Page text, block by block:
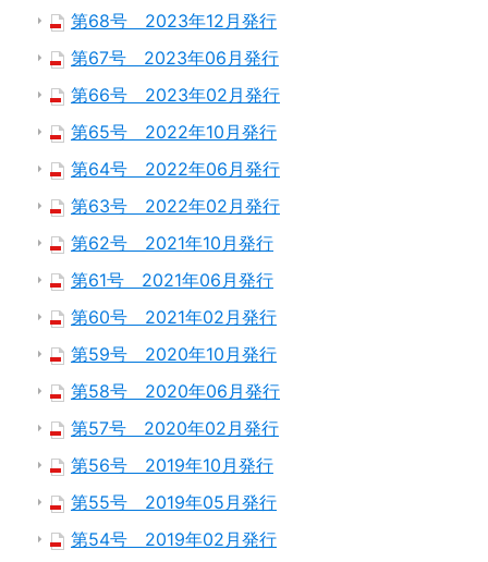
第68号 2023年12月発行
第67号 2023年06月発行
第66号 2023年02月発行
第65号 2022年10月発行
第64号 2022年06月発行
第63号 2022年02月発行
第62号 2021年10月発行
第61号 2021年06月発行
第60号 2021年02月発行
第59号 2020年10月発行
第58号 2020年06月発行
第57号 2020年02月発行
第56号 2019年10月発行
第55号 2019年05月発行
第54号 2019年02月発行